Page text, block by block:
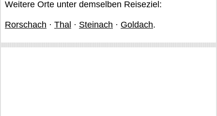
Weitere Orte unter demselben Reiseziel:
Rorschach · Thal · Steinach · Goldach.